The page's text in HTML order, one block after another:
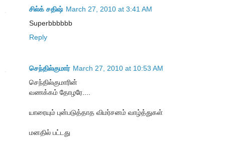
சில்க் சதிஷ் March 27, 2010 at 3:41 AM
Superbbbbbb
Reply
செந்தில்குமார் March 27, 2010 at 10:53 AM
செந்தில்குமாரின்
வணக்கம் தோழரே....
யாரையும் புன்படுத்தாத விமர்சனம் வாழ்த்துகள்
மனதில் பட்டது